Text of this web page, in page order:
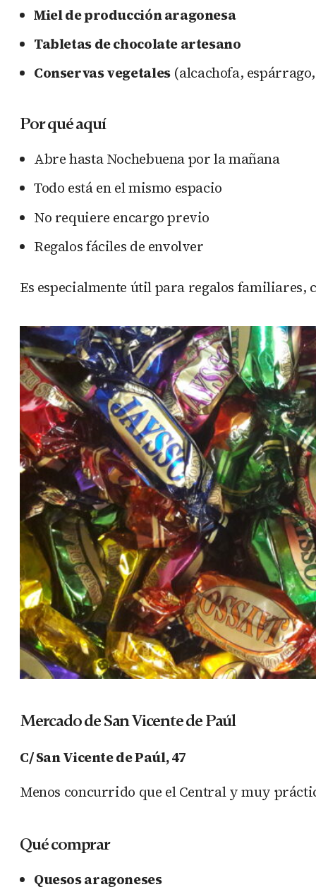
Miel de producción aragonesa
Tabletas de chocolate artesano
Conservas vegetales(alcachofa,
Por qué aquí
Abre hasta Nochebuena por la mañana
Todo está en el mismo espacio
No requiere encargo previo
Regalos fáciles de envolver
Es especialmente útil para regalos familiares,
Mercado de San Vicente de Paúl
C/ San Vicente de Paúl, 47
Menos concurrido que el Central y muy
Qué comprar
Quesos aragoneses